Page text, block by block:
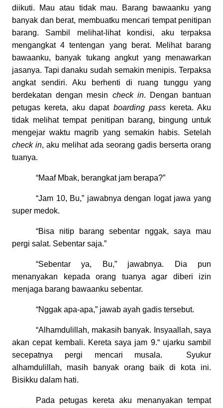
diikuti. Mau atau tidak mau. Barang bawaanku yang
banyak dan berat, membuatku mencari tempat penitipan
barang. Sambil melihat-lihat kondisi, aku terpaksa
mengangkat 4 tentengan yang berat. Melihat barang
bawaanku, banyak tukang angkut yang menawarkan
jasanya. Tapi danaku sudah semakin menipis. Terpaksa
angkat sendiri. Aku berhenti di ruang tunggu yang
berdekatan dengan mesin check in. Dengan bantuan
petugas kereta, aku dapat boarding passkereta. Aku
tidak melihat tempat penitipan barang, bingung untuk
mengejar waktu magrib yang semakin habis. Setelah
check in, aku melihat ada seorang gadis berserta orang
tuanya.
“Maaf Mbak, berangkat jam berapa?”
“Jam 10, Bu,” jawabnya dengan logat jawa yang
super medok.
“Bisa nitip barang sebentar nggak, saya mau
pergi salat. Sebentar saja.”
“Sebentar ya, Bu,” jawabnya. Dia pun
menanyakan kepada orang tuanya agar diberi izin
menjaga barang bawaanku sebentar.
“Nggak apa-apa,” jawab ayah gadis tersebut.
“Alhamdulillah, makasih banyak. Insyaallah, saya
akan cepat kembali. Kereta saya jam 9.“ ujarku sambil
secepatnya pergi mencari musala.
Syukur
alhamdulillah, masih banyak orang baik di kota ini.
Bisikku dalam hati.
Pada petugas kereta aku menanyakan tempat